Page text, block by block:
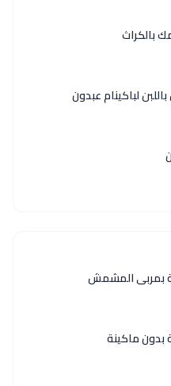
بالكراث
لباكينام عبدون
بمربى المشمش
بدون ماكينة